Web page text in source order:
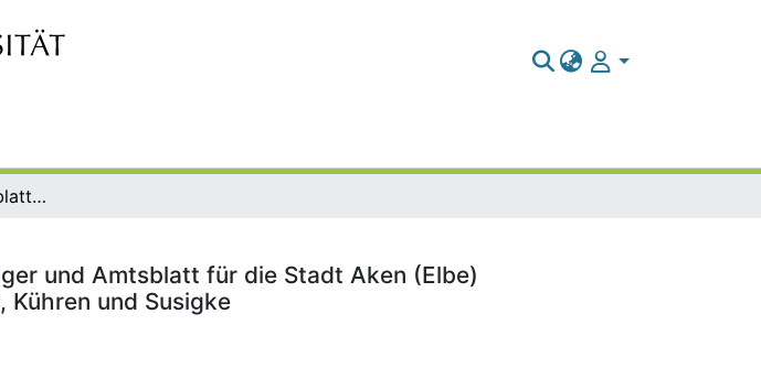
Akener Nachrichtenblatt ; Nr. 550 : Akener Stadtanzeiger und Amtsblatt für die Stadt Aken (Elbe) einschließlich der Ortschaften Mennewitz, Kleinzerbst, Kühren und Susigke
und Amtsblatt für die Stadt Aken (Elbe)
und Susigke